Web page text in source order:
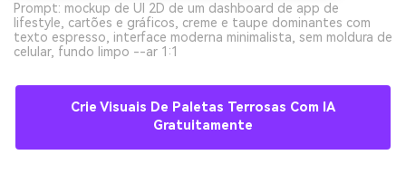
Prompt: mockup de UI 2D de um dashboard de app de
lifestyle, cartões e gráficos, creme e taupe dominantes com
texto espresso, interface moderna minimalista, sem moldura de
celular, fundo limpo --ar 1:1
Crie Visuais De Paletas Terrosas Com IA
Gratuitamente